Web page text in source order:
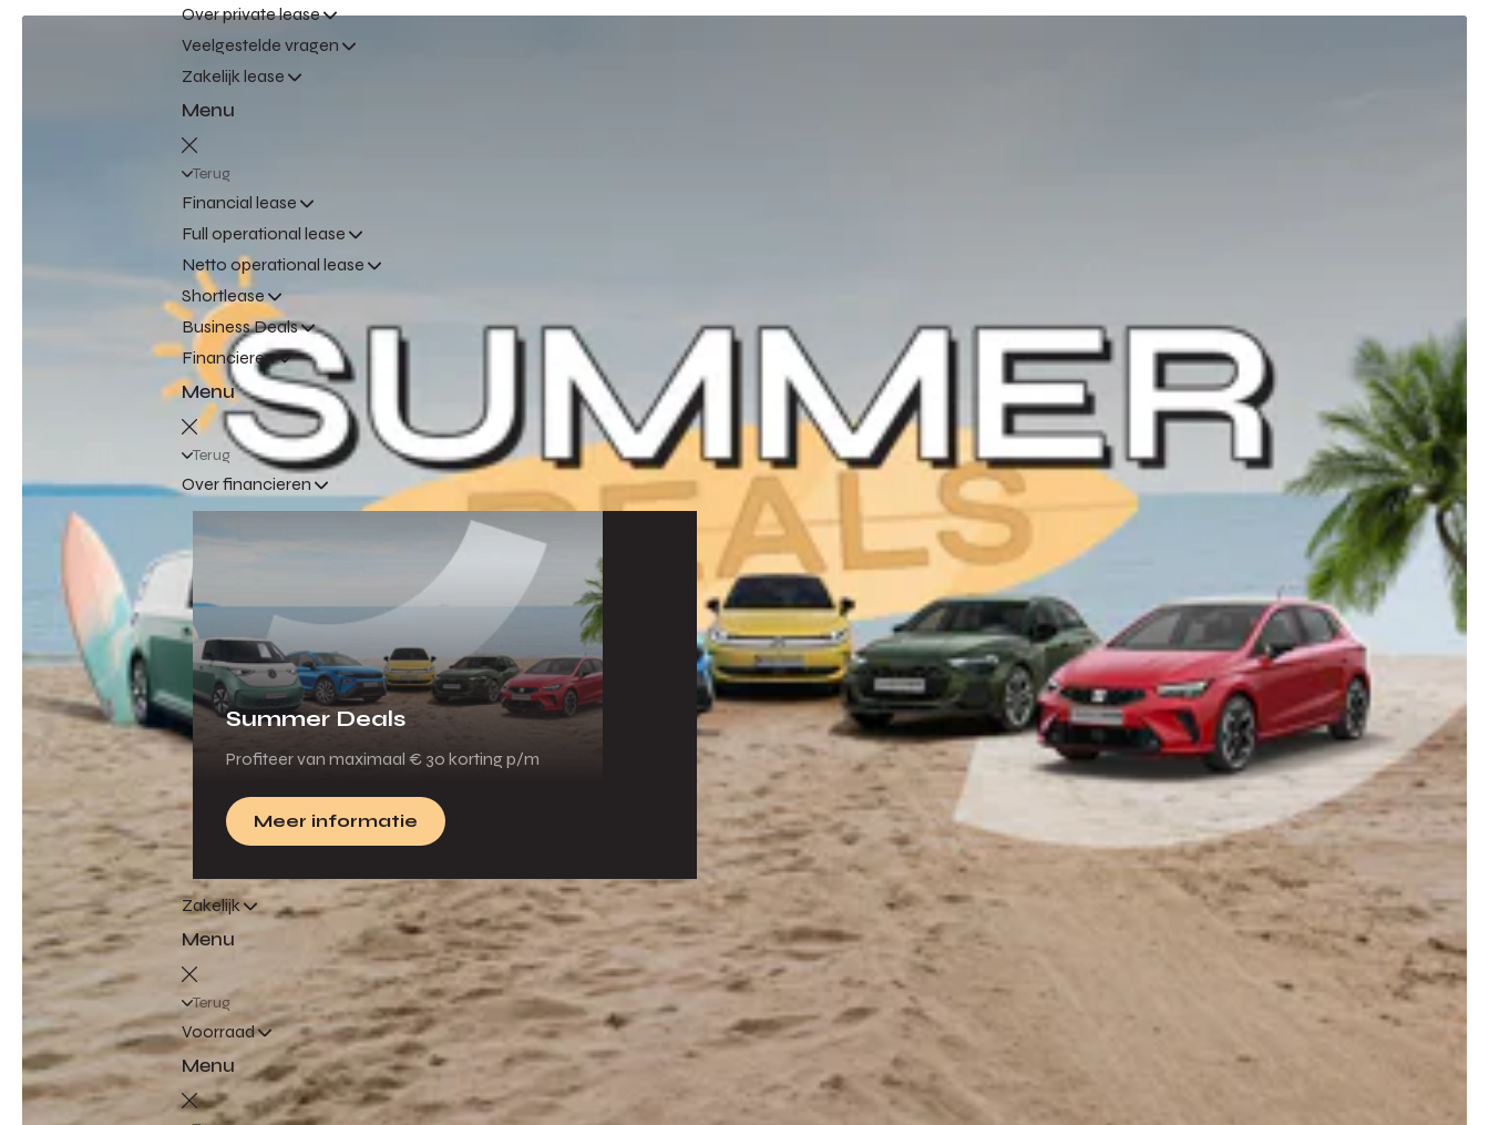
Over private lease
Veelgestelde vragen
Zakelijk lease
Menu
Terug
Financial lease
Full operational lease
Netto operational lease
Shortlease
Business Deals
Financieren
Menu
Terug
Over financieren
Summer Deals
Profiteer van maximaal € 30 korting p/m
Meer informatie
Zakelijk
Menu
Terug
Voorraad
Menu